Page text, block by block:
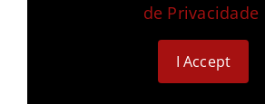
de Privacidade
I Accept